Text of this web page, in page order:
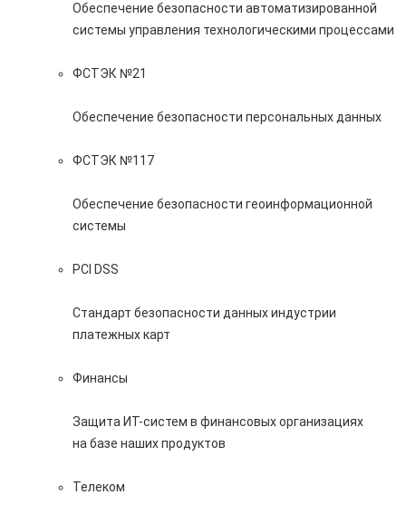
Обеспечение безопасности автоматизированной
системы управления технологическими процессами
ФСТЭК №21
Обеспечение безопасности персональных данных
ФСТЭК №117
Обеспечение безопасности геоинформационной
системы
PCI DSS
Стандарт безопасности данных индустрии
платежных карт
Финансы
Защита ИТ-систем в финансовых организациях
на базе наших продуктов
Телеком